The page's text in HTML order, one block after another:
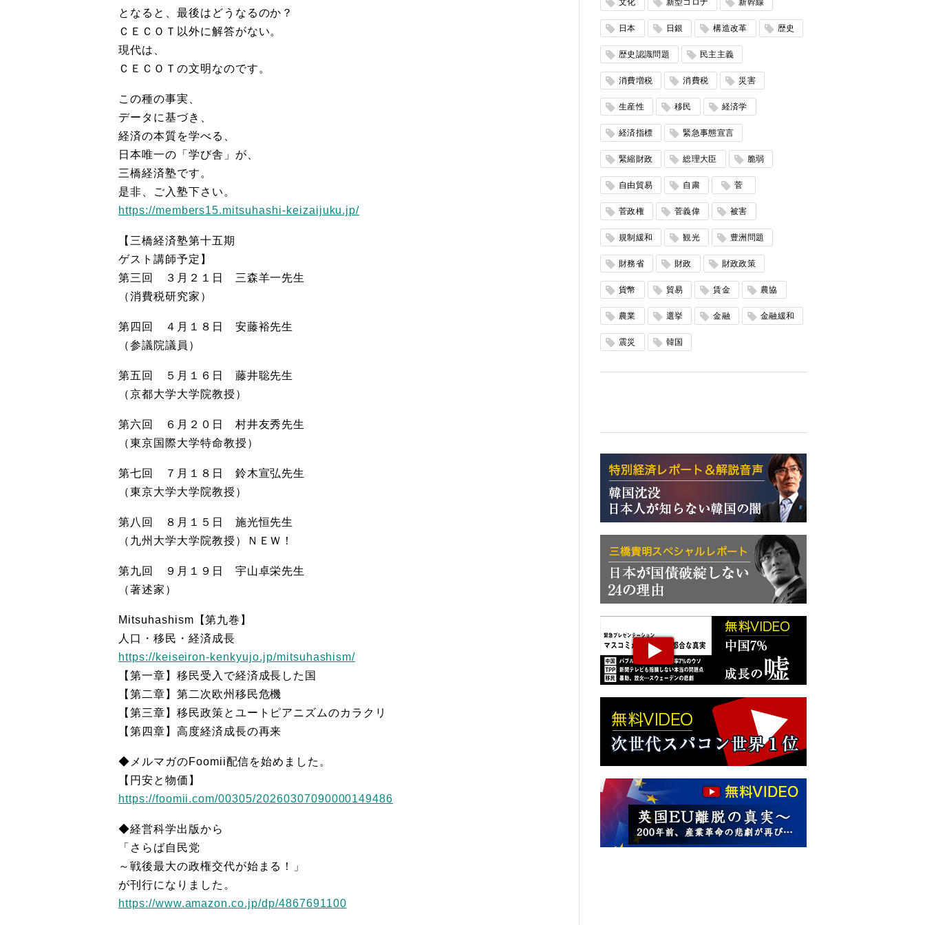
となると、最後はどうなるのか？
ＣＥＣＯＴ以外に解答がない。
現代は、
ＣＥＣＯＴの文明なのです。
この種の事実、
データに基づき、
経済の本質を学べる、
日本唯一の「学び舎」が、
三橋経済塾です。
是非、ご入塾下さい。
https://members15.mitsuhashi-keizaijuku.jp/
【三橋経済塾第十五期
ゲスト講師予定】
第三回 ３月２１日 三森羊一先生
（消費税研究家）
第四回 ４月１８日 安藤裕先生
（参議院議員）
第五回 ５月１６日 藤井聡先生
（京都大学大学院教授）
第六回 ６月２０日 村井友秀先生
（東京国際大学特命教授）
第七回 ７月１８日 鈴木宣弘先生
（東京大学大学院教授）
第八回 ８月１５日 施光恒先生
（九州大学大学院教授）ＮＥＷ！
第九回 ９月１９日 宇山卓栄先生
（著述家）
Mitsuhashism【第九巻】
人口・移民・経済成長
https://keiseiron-kenkyujo.jp/mitsuhashism/
【第一章】移民受入で経済成長した国
【第二章】第二次欧州移民危機
【第三章】移民政策とユートピアニズムのカラクリ
【第四章】高度経済成長の再来
◆メルマガのFoomii配信を始めました。
【円安と物価】
https://foomii.com/00305/20260307090000149486
◆経営科学出版から
「さらば自民党
～戦後最大の政権交代が始まる！」
が刊行になりました。
https://www.amazon.co.jp/dp/4867691100
日本 日銀 構造改革 歴史
歴史認識問題 民主主義
消費増税 消費税 災害
生産性 移民 経済学
経済指標 緊急事態宣言
緊縮財政 総理大臣 脆弱
自由貿易 自粛 菅
菅政権 菅義偉 被害
規制緩和 観光 豊洲問題
財務省 財政 財政政策
貨幣 貿易 賃金 農協
農業 選挙 金融 金融緩和
震災 韓国